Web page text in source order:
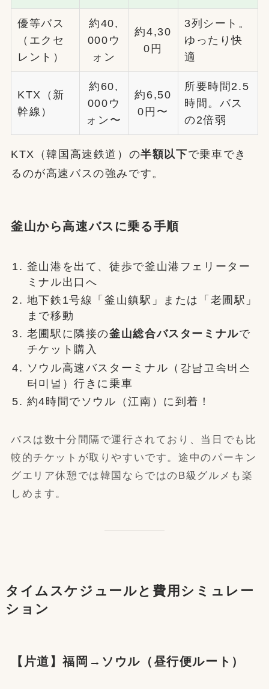
優等バス
（エクセ
レント）
約40,
000ウ
ォン
約4,30
0円
3列シート。
ゆったり快
適
KTX（新
幹線）
約60,
000ウ
ォン〜
約6,50
0円〜
所要時間2.5
時間。バス
の2倍弱
KTX（韓国高速鉄道）の半額以下で乗車でき
るのが高速バスの強みです。
釜山から高速バスに乗る手順
釜山港を出て、徒歩で釜山港フェリーター
ミナル出口へ
地下鉄1号線「釜山鎮駅」または「老圃駅」
まで移動
老圃駅に隣接の釜山総合バスターミナルで
チケット購入
ソウル高速バスターミナル（강남고속버스
터미널）行きに乗車
約4時間でソウル（江南）に到着！
バスは数十分間隔で運行されており、当日でも比
較的チケットが取りやすいです。途中のパーキン
グエリア休憩では韓国ならではのB級グルメも楽
しめます。
タイムスケジュールと費用シミュレー
ション
【片道】福岡→ソウル（昼行便ルート）